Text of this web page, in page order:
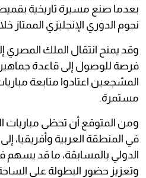
بعدما صنع مسيرة تاريخية
نجوم الدوري الإنجليزي الممتاز
وقد يمنح انتقال الملك المصري
فرصة للوصول إلى قاعدة
المشجعين اعتادوا متابعة
مستمرة.
ومن المتوقع أن تحظى مباريات
في المنطقة العربية وأفريقيا،
الدولي بالمسابقة، ما قد
وتعزيز حضور البطولة على